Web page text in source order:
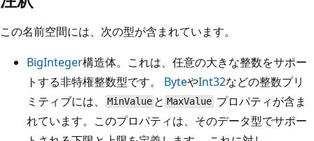
この名前空間には、次の型が含まれています。
BigInteger構造体。これは、任意の大きな整数をサポー
トする非特権整数型です。 ByteやInt32などの整数プリ
ミティブには、
MinValue と MaxValue プロパティが含ま
れています。このプロパティは、そのデータ型でサポー